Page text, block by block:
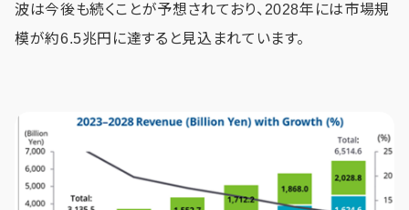
波は今後も続くことが予想されており、2028年には市場規
模が約6.5兆円に達すると見込まれています。